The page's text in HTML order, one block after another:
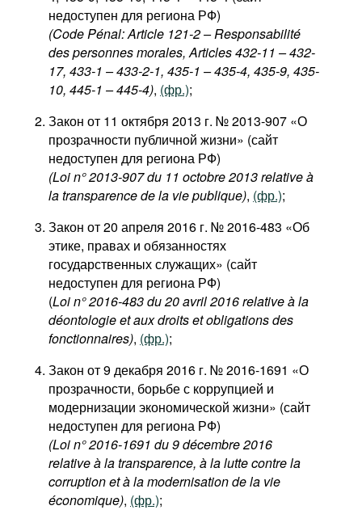
недоступен для региона РФ)
(Code Pénal: Article 121-2 – Responsabilité
des personnes morales, Articles 432-11 – 432-
17, 433-1 – 433-2-1, 435-1 – 435-4, 435-9, 435-
10, 445-1 – 445-4), (фр.);
Закон от 11 октября 2013 г. № 2013-907 «О
прозрачности публичной жизни» (сайт
недоступен для региона РФ)
(Loi n° 2013-907 du 11 octobre 2013 relative à
la transparence de la vie publique), (фр.);
Закон от 20 апреля 2016 г. № 2016-483 «Об
этике, правах и обязанностях
государственных служащих» (сайт
недоступен для региона РФ)
(Loi n° 2016-483 du 20 avril 2016 relative à la
déontologie et aux droits et obligations des
fonctionnaires), (фр.);
Закон от 9 декабря 2016 г. № 2016-1691 «О
прозрачности, борьбе с коррупцией и
модернизации экономической жизни» (сайт
недоступен для региона РФ)
(Loi n° 2016-1691 du 9 décembre 2016
relative à la transparence, à la lutte contre la
corruption et à la modernisation de la vie
économique), (фр.);